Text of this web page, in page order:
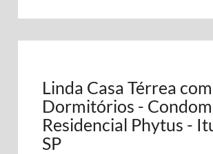
Linda Casa Térrea
Dormitórios -
Residencial Phytus -
SP